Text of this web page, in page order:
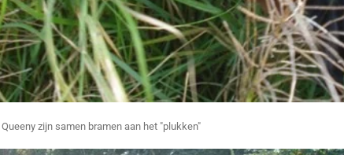
zijn samen bramen aan het "plukken"